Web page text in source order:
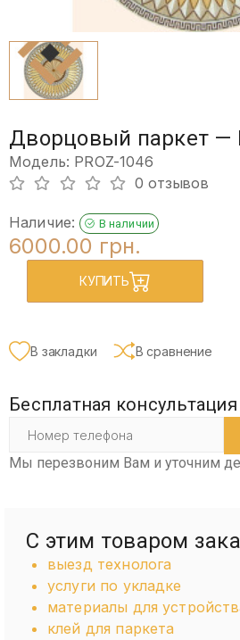
Дворцовый паркет —
Модель: PROZ-1046
0 отзывов
Наличие: В наличии
6000.00 грн.
КУПИТЬ
В закладки В сравнение
Бесплатная консультация
Мы перезвоним Вам и уточним
С этим товаром
выезд технолога
услуги по укладке
материалы для
клей для паркета